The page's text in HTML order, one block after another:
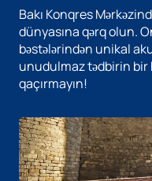
Bakı Konqres
dünyasına qərq olun.
bəstələrindən unikal
unudulmaz tədbirin bir
qaçırmayın!